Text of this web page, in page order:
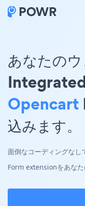
あなたの
Opencart
込みます。
面倒なコーディングな
Form extensionをあなた